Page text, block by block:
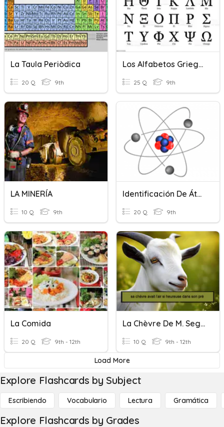
La Taula Periòdica
20 Q 9th
Los Alfabetos Griego Y Latino
25 Q 9th
LA MINERÍA
10 Q 9th
Identificación De Átomos
20 Q 9th
La Comida
20 Q 9th - 12th
La Chèvre De M. Seguin
10 Q 9th - 12th
Load More
Explore Flashcards by Subject
Escribiendo Vocabulario Lectura Gramática
Explore Flashcards by Grades